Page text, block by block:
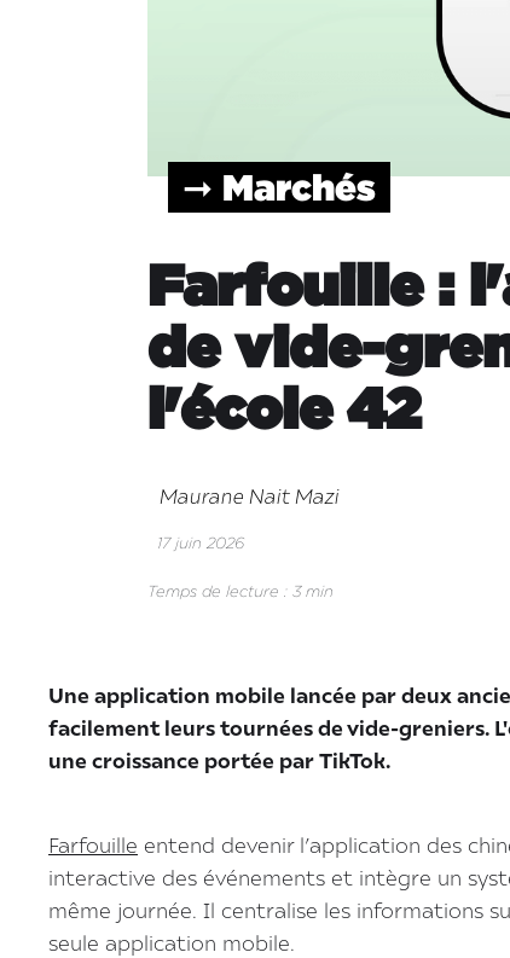
➞ Marchés
Farfouille :
de vide-
l'école 42
Maurane Nait Mazi
17 juin 2026
Temps de lecture : 3 min
Une application mobile lancée par deux
facilement leurs tournées de vide-greniers.
une croissance portée par TikTok.
Farfouille entend devenir l’application des
interactive des événements et intègre un
même journée. Il centralise les informations
seule application mobile.